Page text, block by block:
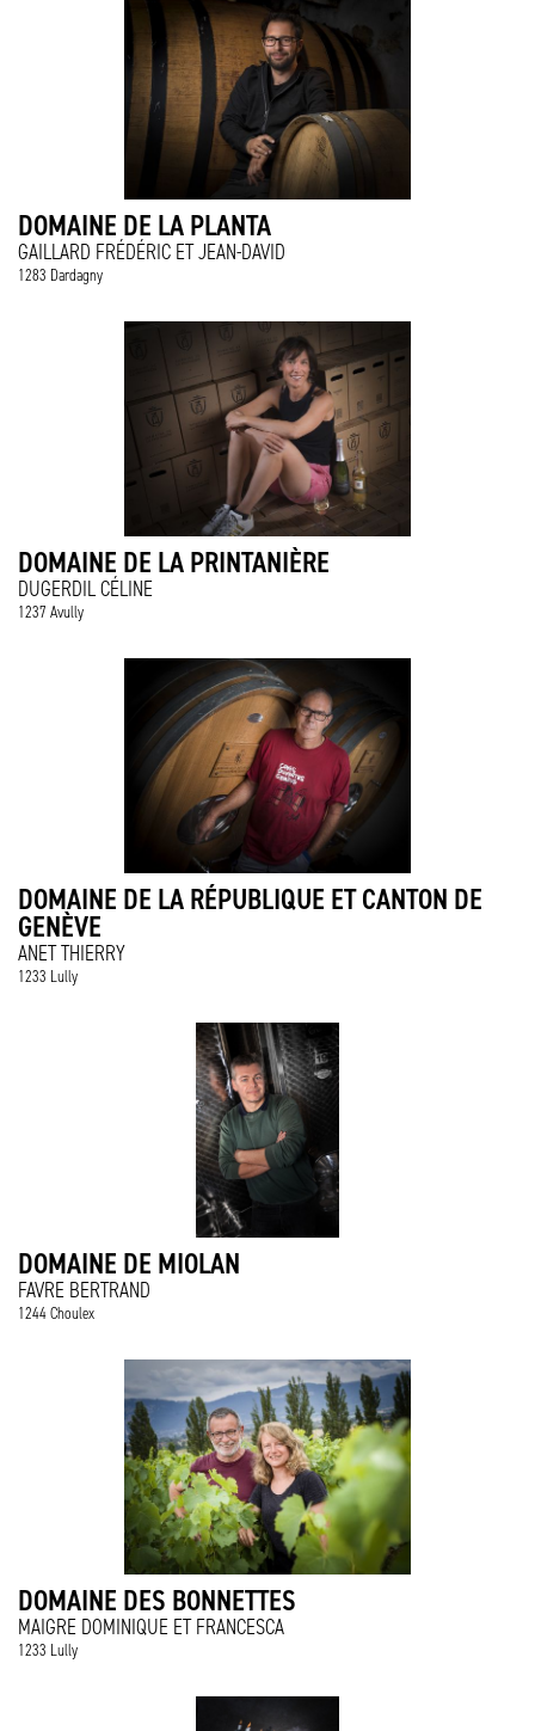
DOMAINE DE LA PLANTA
GAILLARD FRÉDÉRIC ET JEAN-DAVID
1283 Dardagny
DOMAINE DE LA PRINTANIÈRE
DUGERDIL CÉLINE
1237 Avully
DOMAINE DE LA RÉPUBLIQUE ET CANTON DE
GENÈVE
ANET THIERRY
1233 Lully
DOMAINE DE MIOLAN
FAVRE BERTRAND
1244 Choulex
DOMAINE DES BONNETTES
MAIGRE DOMINIQUE ET FRANCESCA
1233 Lully